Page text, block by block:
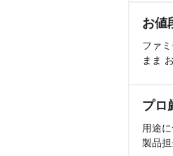
お値
ファ
まま
プロ
用途
製品